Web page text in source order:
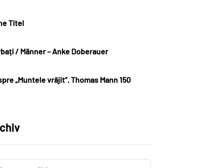
Titel
/ Männer – Anke Doberauer
„Muntele vrăjit“. Thomas Mann 150